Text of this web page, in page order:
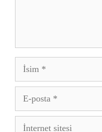
İsim
posta
İnternet